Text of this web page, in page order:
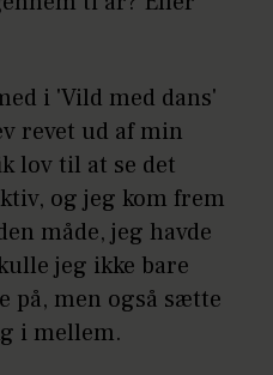
i 'Vild med dans'
revet ud af min
lov til at se det
og jeg kom frem
måde, jeg havde
jeg ikke bare
på, men også sætte
i mellem.